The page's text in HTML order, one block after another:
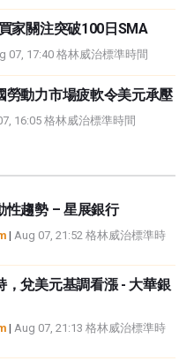
家關注突破100日SMA
07, 17:40 格林威治標準時間
勞動力市場疲軟令美元承壓
16:05 格林威治標準時間
性趨勢 – 星展銀行
| Aug 07, 21:52 格林威治標準時
，兌美元基調看漲 - 大華銀
| Aug 07, 21:13 格林威治標準時